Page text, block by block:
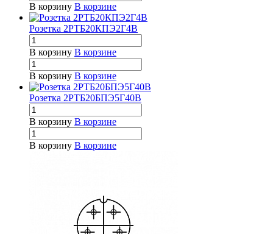
В корзину В корзине
Розетка 2РТБ20КПЭ2Г4В
В корзину В корзине
В корзину В корзине
Розетка 2РТБ20БПЭ5Г40В
В корзину В корзине
В корзину В корзине